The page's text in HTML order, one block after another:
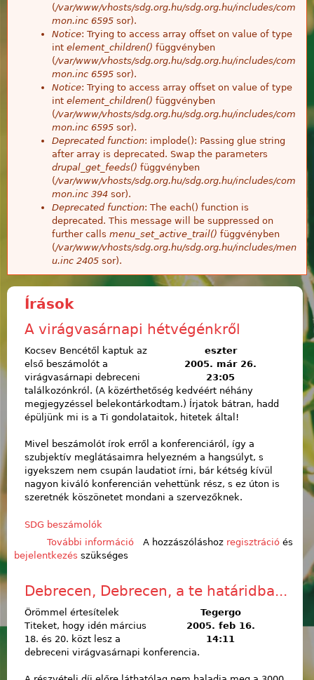
(/var/www/vhosts/sdg.org.hu/sdg.org.hu/includes/com
mon.inc 6595 sor).
Notice: Trying to access array offset on value of type
int element_children() függvényben
(/var/www/vhosts/sdg.org.hu/sdg.org.hu/includes/com
mon.inc 6595 sor).
Notice: Trying to access array offset on value of type
int element_children() függvényben
(/var/www/vhosts/sdg.org.hu/sdg.org.hu/includes/com
mon.inc 6595 sor).
Deprecated function: implode(): Passing glue string
after array is deprecated. Swap the parameters
drupal_get_feeds() függvényben
(/var/www/vhosts/sdg.org.hu/sdg.org.hu/includes/com
mon.inc 394 sor).
Deprecated function: The each() function is
deprecated. This message will be suppressed on
further calls menu_set_active_trail() függvényben
(/var/www/vhosts/sdg.org.hu/sdg.org.hu/includes/men
u.inc 2405 sor).
Írások
A virágvasárnapi hétvégénkről
eszter
2005. már 26.
23:05
Kocsev Bencétől kaptuk az
első beszámolót a
virágvasárnapi debreceni
találkozónkról. (A közérthetőség kedvéért néhány
megjegyzéssel belekontárkodtam.) Írjatok bátran, hadd
épüljünk mi is a Ti gondolataitok, hitetek által!
Mivel beszámolót írok erről a konferenciáról, így a
szubjektív meglátásaimra helyezném a hangsúlyt, s
igyekszem nem csupán laudatiot írni, bár kétség kívül
nagyon kiváló konferencián vehettünk rész, s ez úton is
szeretnék köszönetet mondani a szervezőknek.
SDG beszámolók
További információA virágvasárnapi hétvégénkről
A hozzászóláshoz regisztrációés
bejelentkezés szükséges
Debrecen, Debrecen, a te határidba...
Tegergo
2005. feb 16.
14:11
Örömmel értesítelek
Titeket, hogy idén március
18. és 20. közt lesz a
debreceni virágvasárnapi konferencia.